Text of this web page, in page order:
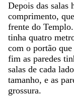
Depois das salas
comprimento, que
frente do Templo.
tinha quatro
com o portão que
fim as paredes
salas de cada lado
tamanho, e as
grossura.